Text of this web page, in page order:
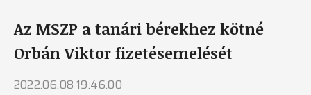
Az MSZP a tanári bérekhez kötné
Orbán Viktor fizetésemelését
2022.06.08 19:46:00